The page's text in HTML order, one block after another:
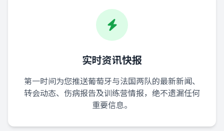
实时资讯快报
第一时间为您推送葡萄牙与法国两队的最新新闻、
转会动态、伤病报告及训练营情报，绝不遗漏任何
重要信息。